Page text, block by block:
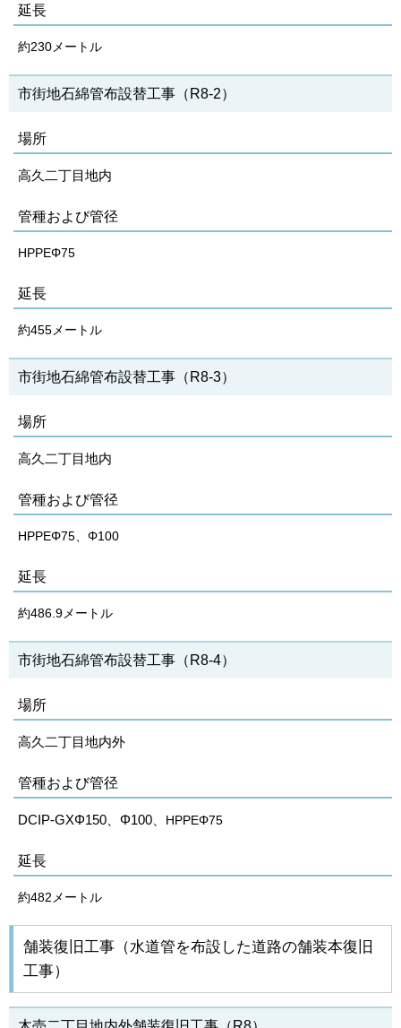
延長
約230メートル
市街地石綿管布設替工事（R8‐2）
場所
高久二丁目地内
管種および管径
HPPEΦ75
延長
約455メートル
市街地石綿管布設替工事（R8‐3）
場所
高久二丁目地内
管種および管径
HPPEΦ75、Φ100
延長
約486.9メートル
市街地石綿管布設替工事（R8‐4）
場所
高久二丁目地内外
管種および管径
DCIP‐GXΦ150、Φ100、 HPPEΦ75
延長
約482メートル
舗装復旧工事（水道管を布設した道路の舗装本復旧
工事）